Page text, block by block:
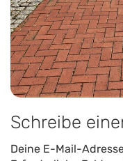
Schreibe
Deine E-Mail-